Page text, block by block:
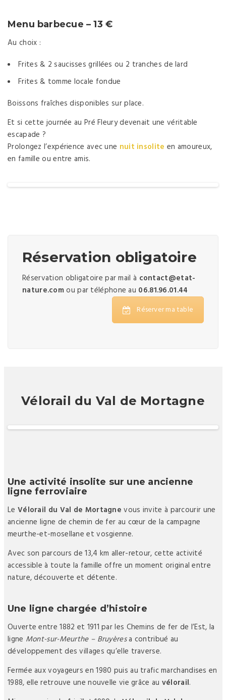
Menu barbecue – 13 €
Au choix :
Frites & 2 saucisses grillées ou 2 tranches de lard
Frites & tomme locale fondue
Boissons fraîches disponibles sur place.
Et si cette journée au Pré Fleury devenait une véritable
escapade ?
Prolongez l’expérience avec une nuit insolite en amoureux,
en famille ou entre amis.
Réservation obligatoire
Réservation obligatoire par mail à contact@etat-
nature.com ou par téléphone au 06.81.96.01.44
Réserver ma table
Vélorail du Val de Mortagne
Une activité insolite sur une ancienne
ligne ferroviaire
Le Vélorail du Val de Mortagne vous invite à parcourir une
ancienne ligne de chemin de fer au cœur de la campagne
meurthe-et-mosellane et vosgienne.
Avec son parcours de 13,4 km aller-retour, cette activité
accessible à toute la famille offre un moment original entre
nature, découverte et détente.
Une ligne chargée d’histoire
Ouverte entre 1882 et 1911 par les Chemins de fer de l’Est, la
ligne Mont-sur-Meurthe – Bruyèresa contribué au
développement des villages qu’elle traverse.
Fermée aux voyageurs en 1980 puis au trafic marchandises en
1988, elle retrouve une nouvelle vie grâce au vélorail.